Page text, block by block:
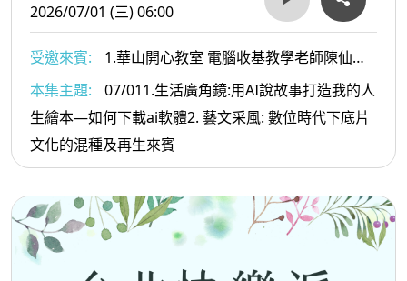
2026/07/01 (三) 06:00
受邀來賓:
1.華山開心教室 電腦收基教學老師陳仙妮
老師2. 文化影響力平台總監陳德齡博士
本集主題:
07/011.生活廣角鏡:用AI說故事打造我的人
生繪本—如何下載ai軟體2. 藝文采風: 數位時代下底片
文化的混種及再生來賓